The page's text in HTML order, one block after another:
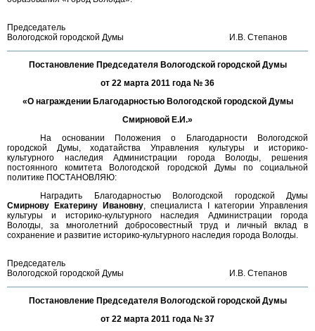
Председатель
Вологодской городской Думы
И.В. Степанов
Постановление Председателя Вологодской городской Думы
от 22 марта 2011 года № 36
«О награждении Благодарностью Вологодской городской Думы
Смирновой Е.И.»
На основании Положения о Благодарности Вологодской
городской Думы, ходатайства Управления культуры и историко-
культурного наследия Администрации города Вологды, решения
постоянного комитета Вологодской городской Думы по социальной
политике ПОСТАНОВЛЯЮ:
Наградить Благодарностью Вологодской городской Думы
Смирнову Екатерину Ивановну, специалиста I категории Управления
культуры и историко-культурного наследия Администрации города
Вологды, за многолетний добросовестный труд и личный вклад в
сохранение и развитие историко-культурного наследия города Вологды.
Председатель
Вологодской городской Думы
И.В. Степанов
Постановление Председателя Вологодской городской Думы
от 22 марта 2011 года № 37